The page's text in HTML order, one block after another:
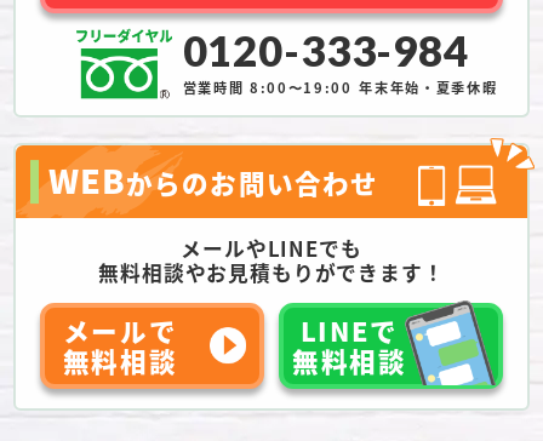
0120-333-984
営業時間 8:00〜19:00 年末年始・夏季休暇
WEBからのお問い合わせ
メールやLINEでも
無料相談やお見積もりができます！
メールで
無料相談
LINEで
無料相談